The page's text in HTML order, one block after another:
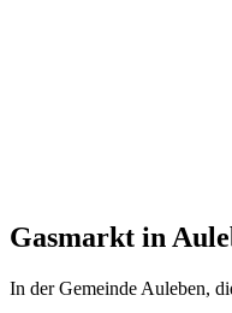
Gasmarkt in
In der Gemeinde Auleben,